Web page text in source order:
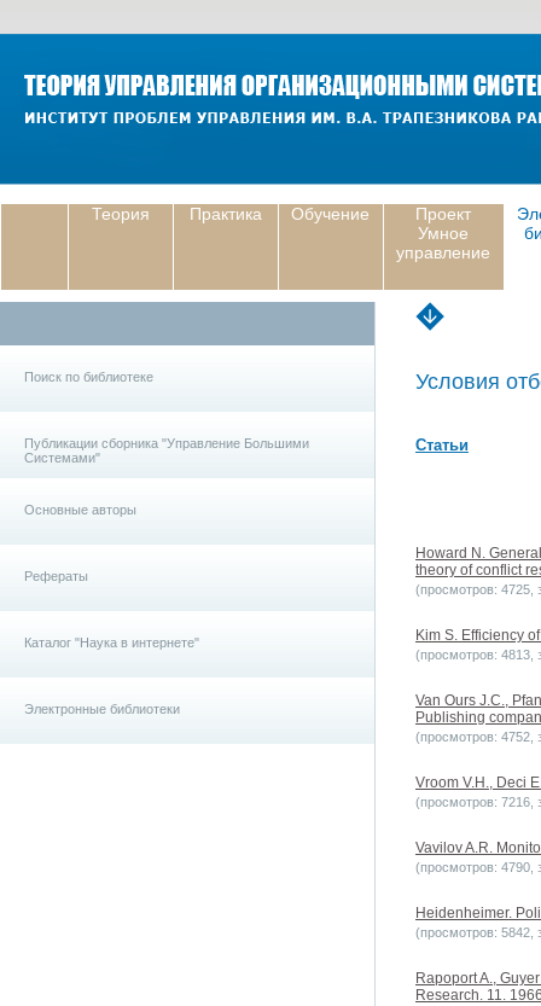
Теория Практика Обучение
Проект
Умное
управление
Поиск по библиотеке
Публикации сборника "Управление Большими
Системами"
Основные авторы
Рефераты
Каталог "Наука в интернете"
Электронные библиотеки
Условия
Статьи
Howard N.
theory of conflict
(просмотров: 4725,
Kim S. Efficiency
(просмотров: 4813,
Van Ours J.C.,
Publishing
(просмотров: 4752,
Vroom V.H., Deci
(просмотров: 7216,
Vavilov A.R.
(просмотров: 4790,
Heidenheimer.
(просмотров: 5842,
Rapoport A.,
Research. 11.